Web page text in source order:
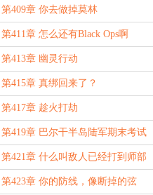
第409章 你去做掉莫林
第411章 怎么还有Black Ops啊
第413章 幽灵行动
第415章 真绑回来了？
第417章 趁火打劫
第419章 巴尔干半岛陆军期末考试
开始
第421章 什么叫敌人已经打到师部
了？
第423章 你的防线，像断掉的弦